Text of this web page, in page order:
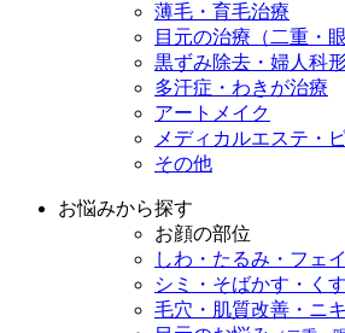
薄毛・育毛治療
目元の治療（二重・
黒ずみ除去・婦人科
多汗症・わきが治療
アートメイク
メディカルエステ・
その他
お悩みから探す
お顔の部位
しわ・たるみ・フェ
シミ・そばかす・く
毛穴・肌質改善・ニ